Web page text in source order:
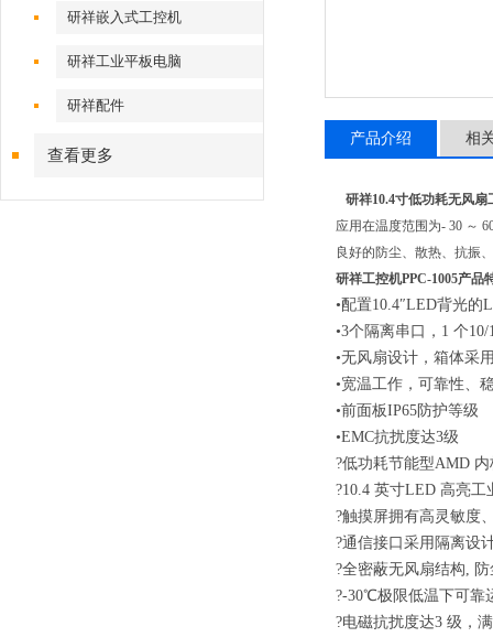
研祥嵌入式工控机
研祥工业平板电脑
研祥配件
查看更多
产品介绍 相
研祥10.4寸低功耗无风扇
应用在温度范围为- 30 ～
良好的防尘、散热、抗振
研祥工控机PPC-1005产品
•配置10.4″LED背光的
•3个隔离串口，1 个10/
•无风扇设计，箱体采
•宽温工作，可靠性、
•前面板IP65防护等级
•EMC抗扰度达3级
?低功耗节能型AMD 内
?10.4 英寸LED 高亮
?触摸屏拥有高灵敏度
?通信接口采用隔离设
?全密蔽无风扇结构,
?-30℃极限低温下可靠
?电磁抗扰度达3 级，